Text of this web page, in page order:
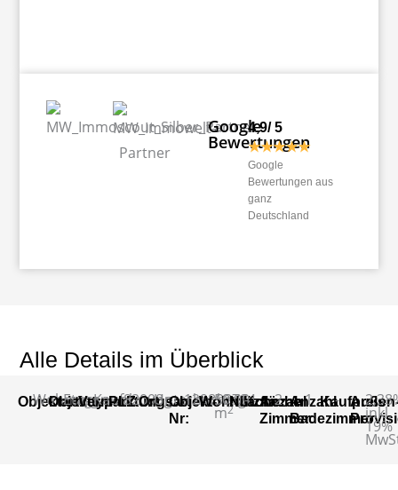
Google
Bewertungen
4,9/ 5
★★★★★
Google
Bewertungen aus
ganz
Deutschland
Alle Details im Überblick
Objektart
Wohnung
Objekttyp
Etagenwohnung
Vermarktungsart
KaufPLZ82008
OrtUnterhaching
Objekt-
Nr:
129898784
Wohnfläche:
50,00
m2Nutzfläche
-
Anzahl
Zimmer:
2 Anzahl
Badezimmer
1 Kaufpreis
-
inkl.
19%